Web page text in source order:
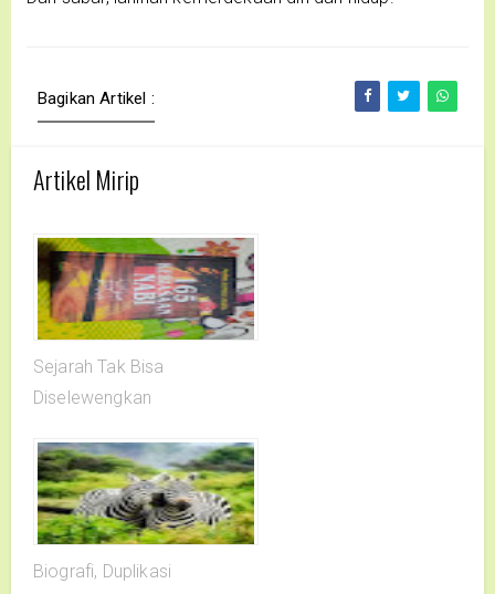
Bagikan Artikel :
Artikel Mirip
Sejarah Tak Bisa
Diselewengkan
Biografi, Duplikasi